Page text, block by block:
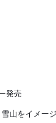
発売
山をイメー